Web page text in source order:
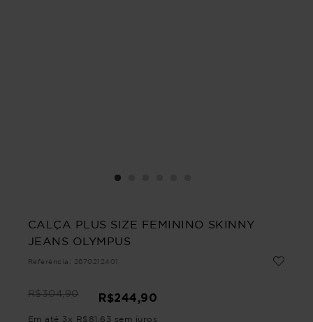
CALÇA PLUS SIZE FEMININO SKINNY
JEANS OLYMPUS
Referência : 2670212401
R$304,90 R$244,90
Em até 3x R$ 81 63 sem juros